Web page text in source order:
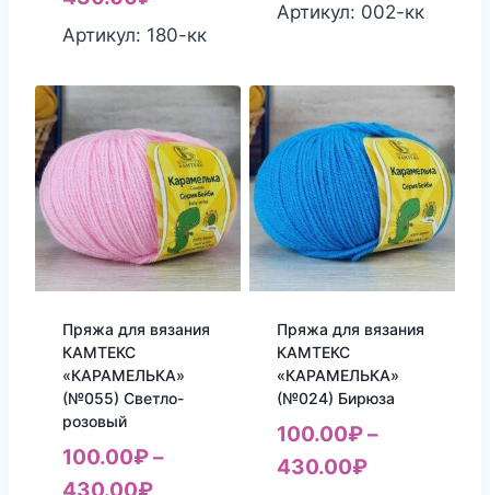
Артикул: 180-кк
Артикул: 002-кк
Пряжа для вязания
КАМТЕКС
«КАРАМЕЛЬКА»
(№055) Светло-
розовый
100.00₽–
Пряжа для вязания
КАМТЕКС
«КАРАМЕЛЬКА»
(№024) Бирюза
100.00₽–
430.00₽